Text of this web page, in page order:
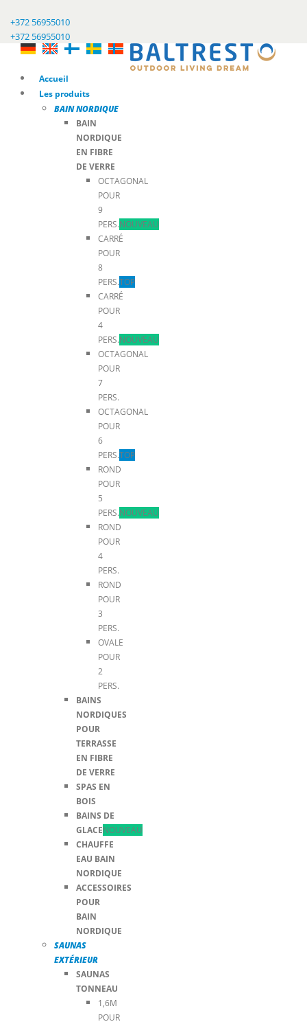
+372 56955010
+372 56955010
Accueil
Les produits
BAIN NORDIQUE
BAIN
NORDIQUE
EN FIBRE
DE VERRE
OCTAGONAL
POUR
9
PERS.NOUVEAU
CARRÉ
POUR
8
PERS.TOP
CARRÉ
POUR
4
PERS.NOUVEAU
OCTAGONAL
POUR
7
PERS.
OCTAGONAL
POUR
6
PERS.TOP
ROND
POUR
5
PERS.NOUVEAU
ROND
POUR
4
PERS.
ROND
POUR
3
PERS.
OVALE
POUR
2
PERS.
BAINS
NORDIQUES
POUR
TERRASSE
EN FIBRE
DE VERRE
SPAS EN
BOIS
BAINS DE
GLACENOUVEAU
CHAUFFE
EAU BAIN
NORDIQUE
ACCESSOIRES
POUR
BAIN
NORDIQUE
SAUNAS
EXTÉRIEUR
SAUNAS
TONNEAU
1,6M
POUR